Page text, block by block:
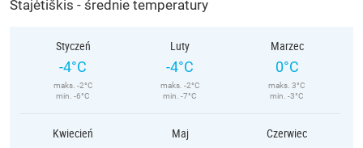
Stajėtiškis - średnie temperatury
Styczeń
-4°C
maks. -2°C
min. -6°C
Luty
-4°C
maks. -2°C
min. -7°C
Marzec
0°C
maks. 3°C
min. -3°C
Kwiecień Maj Czerwiec